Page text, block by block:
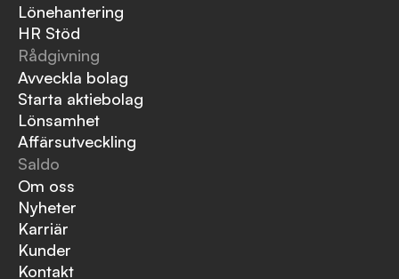
Lönehantering
HR Stöd
Rådgivning
Avveckla bolag
Starta aktiebolag
Lönsamhet
Affärsutveckling
Saldo
Om oss
Nyheter
Karriär
Kunder
Kontakt